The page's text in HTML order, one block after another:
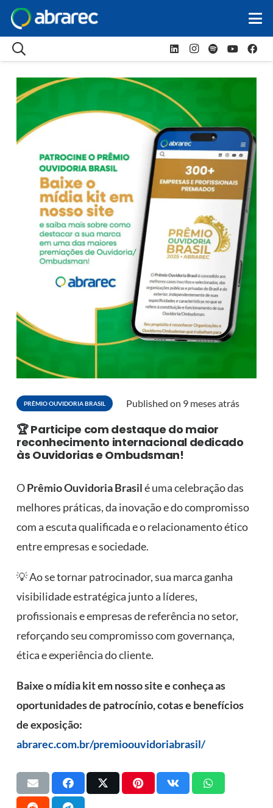
PRÊMIO OUVIDORIA BRASIL Published on 9 meses atrás
🏆 Participe com destaque do maior
reconhecimento internacional dedicado
às Ouvidorias e Ombudsman!
OPrêmio Ouvidoria Brasilé uma celebração das
melhores práticas, da inovação e do compromisso
com a escuta qualificada e o relacionamento ético
entre empresas e sociedade.
💡 Ao se tornar patrocinador, sua marca ganha
visibilidade estratégica junto a líderes,
profissionais e empresas de referência no setor,
reforçando seu compromisso com governança,
ética e experiência do cliente.
Baixe o mídia kit em nosso site e conheça as
oportunidades de patrocínio, cotas e benefícios
de exposição:
abrarec.com.br/premioouvidoriabrasil/